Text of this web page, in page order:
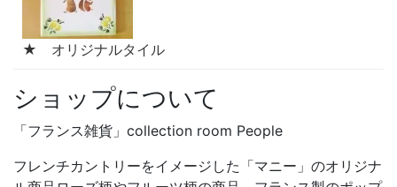
★ オリジナルタイル
ショップについて
「フランス雑貨」collection room People
フレンチカントリーをイメージした「マニー」のオリジナ